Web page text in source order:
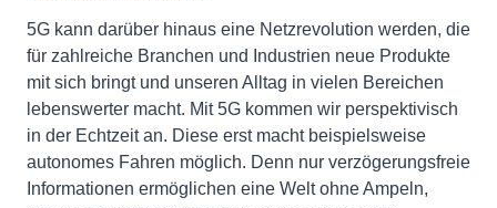
5G kann darüber hinaus eine Netzrevolution werden, die
für zahlreiche Branchen und Industrien neue Produkte
mit sich bringt und unseren Alltag in vielen Bereichen
lebenswerter macht. Mit 5G kommen wir perspektivisch
in der Echtzeit an. Diese erst macht beispielsweise
autonomes Fahren möglich. Denn nur verzögerungsfreie
Informationen ermöglichen eine Welt ohne Ampeln,